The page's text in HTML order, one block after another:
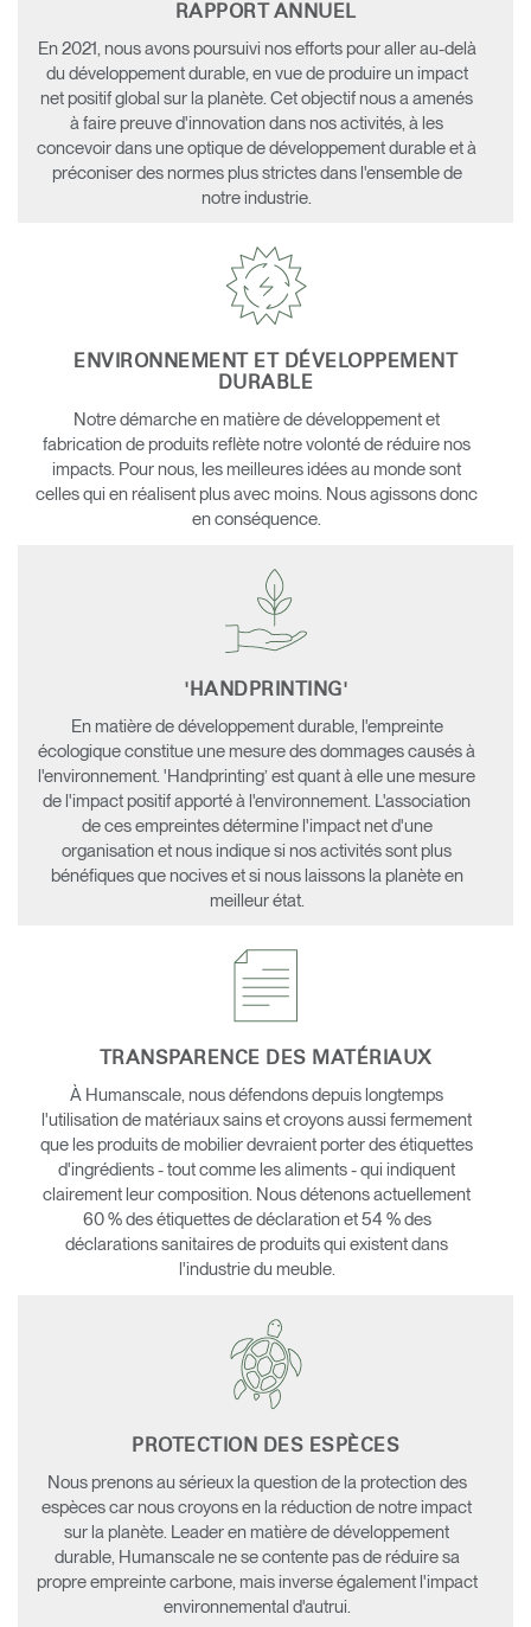
Créer un compte
RAPPORT ANNUEL
En 2021, nous avons poursuivi nos efforts pour aller au-delà
du développement durable, en vue de produire un impact
net positif global sur la planète. Cet objectif nous a amenés
à faire preuve d'innovation dans nos activités, à les
concevoir dans une optique de développement durable et à
préconiser des normes plus strictes dans l'ensemble de
notre industrie.
ENVIRONNEMENT ET DÉVELOPPEMENT
DURABLE
Notre démarche en matière de développement et
fabrication de produits reflète notre volonté de réduire nos
impacts. Pour nous, les meilleures idées au monde sont
celles qui en réalisent plus avec moins. Nous agissons donc
en conséquence.
'HANDPRINTING'
En matière de développement durable, l'empreinte
écologique constitue une mesure des dommages causés à
l'environnement. 'Handprinting’ est quant à elle une mesure
de l'impact positif apporté à l'environnement. L'association
de ces empreintes détermine l'impact net d'une
organisation et nous indique si nos activités sont plus
bénéfiques que nocives et si nous laissons la planète en
meilleur état.
TRANSPARENCE DES MATÉRIAUX
À Humanscale, nous défendons depuis longtemps
l'utilisation de matériaux sains et croyons aussi fermement
que les produits de mobilier devraient porter des étiquettes
d'ingrédients - tout comme les aliments - qui indiquent
clairement leur composition. Nous détenons actuellement
60 % des étiquettes de déclaration et 54 % des
déclarations sanitaires de produits qui existent dans
l'industrie du meuble.
PROTECTION DES ESPÈCES
Nous prenons au sérieux la question de la protection des
espèces car nous croyons en la réduction de notre impact
sur la planète. Leader en matière de développement
durable, Humanscale ne se contente pas de réduire sa
propre empreinte carbone, mais inverse également l'impact
environnemental d'autrui.